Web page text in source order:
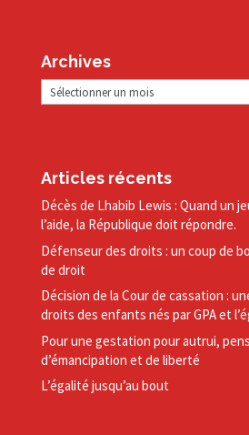
Archives
Archives
Articles récents
Décès de Lhabib Lewis : Quand un
l’aide, la République doit répondre.
Défenseur des droits : un coup de
de droit
Décision de la Cour de cassation :
droits des enfants nés par GPA et
Pour une gestation pour autrui,
d’émancipation et de liberté
L’égalité jusqu’au bout